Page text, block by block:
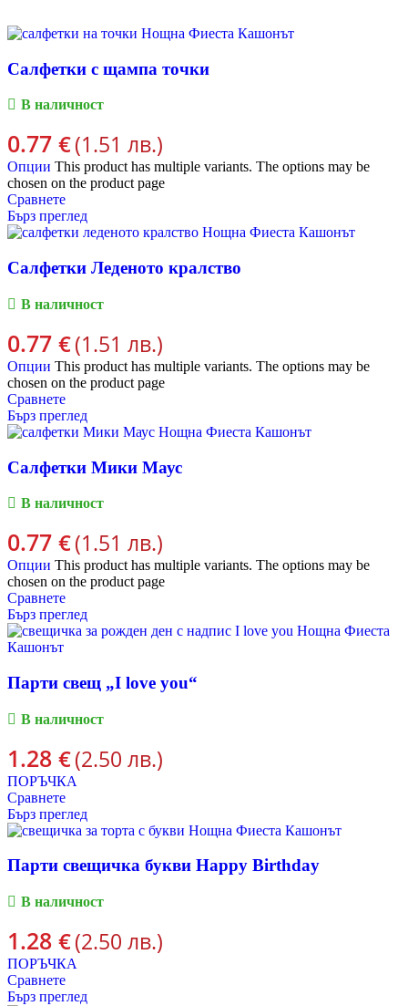
Салфетки с щампа точки
В наличност
0.77 €(1.51 лв.)
Опции This product has multiple variants. The options may be
chosen on the product page
Сравнете
Бърз преглед
Салфетки Леденото кралство
В наличност
0.77 €(1.51 лв.)
Опции This product has multiple variants. The options may be
chosen on the product page
Сравнете
Бърз преглед
Салфетки Мики Маус
В наличност
0.77 €(1.51 лв.)
Опции This product has multiple variants. The options may be
chosen on the product page
Сравнете
Бърз преглед
Парти свещ „I love you“
В наличност
1.28 €(2.50 лв.)
ПОРЪЧКА
Сравнете
Бърз преглед
Парти свещичка букви Happy Birthday
В наличност
1.28 €(2.50 лв.)
ПОРЪЧКА
Сравнете
Бърз преглед